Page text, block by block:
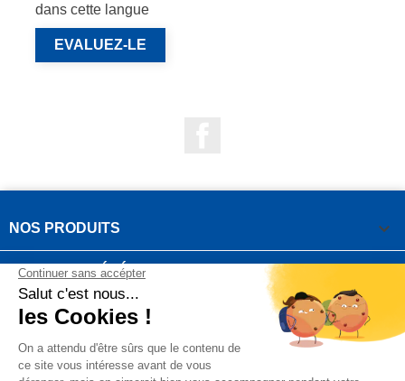
dans cette langue
EVALUEZ-LE
NOS PRODUITS 
NOTRE SOCIÉTÉ
VOTRE COMPTE
INFORMATIONS DE LA BOUTIQUE